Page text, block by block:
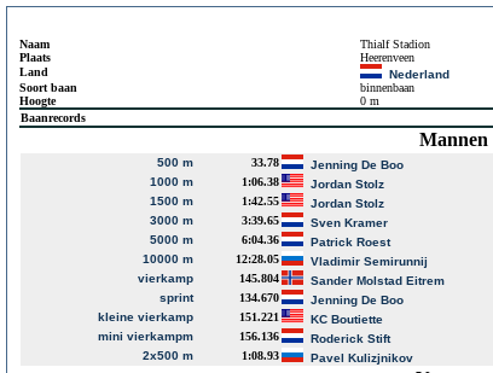
Naam
Thialf Stadion
Plaats
Heerenveen
Land
Nederland
Soort baan
binnenbaan
Hoogte
0 m
Baanrecords
Mannen
500 m 33.78 Jenning De Boo
1000 m
1:06.38 Jordan Stolz
1500 m
1:42.55 Jordan Stolz
3000 m
3:39.65 Sven Kramer
5000 m
6:04.36 Patrick Roest
10000 m
12:28.05 Vladimir Semirunnij
vierkamp
145.804 Sander Molstad Eitrem
sprint
134.670 Jenning De Boo
kleine vierkamp
151.221 KC Boutiette
mini vierkampm
156.136 Roderick Stift
2x500 m
1:08.93 Pavel Kulizjnikov